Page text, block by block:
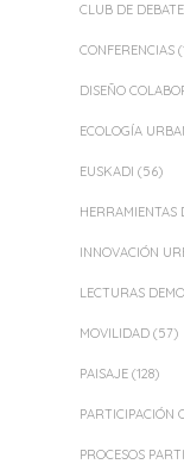
CLUB DE
CONFERENCIAS
DISEÑO
ECOLOGÍA
EUSKADI (56)
HERRAMIENTAS
INNOVACIÓN
LECTURAS
MOVILIDAD (57)
PAISAJE (128)
PARTICIPACIÓN
PROCESOS